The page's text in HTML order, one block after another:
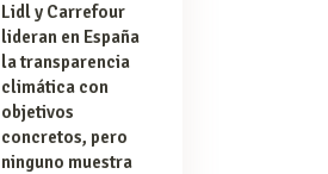
Lidl y Carrefour
lideran en España
la transparencia
climática con
objetivos
concretos, pero
ninguno muestra